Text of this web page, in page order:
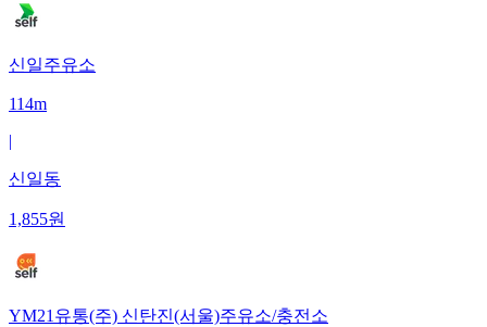
신일주유소
114m
|
신일동
1,855원
YM21유통(주) 신탄진(서울)주유소/충전소